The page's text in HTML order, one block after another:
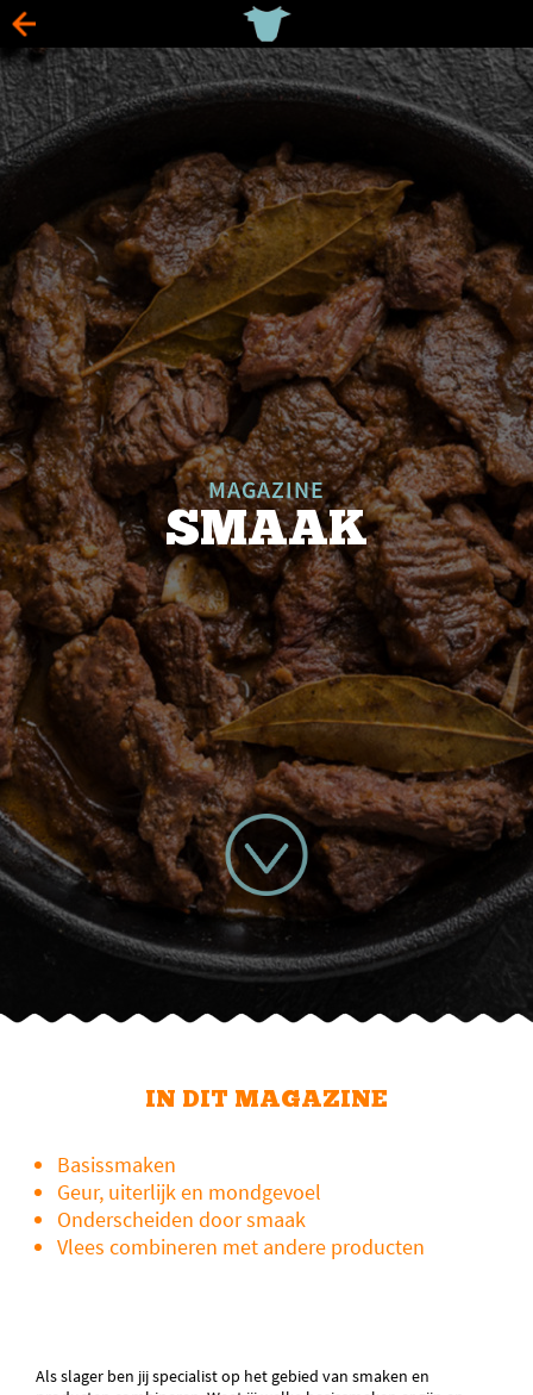
MAGAZINE
SMAAK
IN DIT MAGAZINE
Basissmaken
Geur, uiterlijk en mondgevoel
Onderscheiden door smaak
Vlees combineren met andere producten
Als slager ben jij specialist op het gebied van smaken en